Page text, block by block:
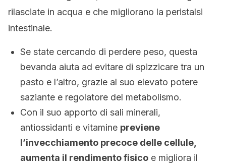
rilasciate in acqua e che migliorano la peristalsi
intestinale.
Se state cercando di perdere peso, questa
bevanda aiuta ad evitare di spizzicare tra un
pasto e l’altro, grazie al suo elevato potere
saziante e regolatore del metabolismo.
Con il suo apporto di sali minerali,
antiossidanti e vitamine previene
l’invecchiamento precoce delle cellule,
aumenta il rendimento fisico e migliora il